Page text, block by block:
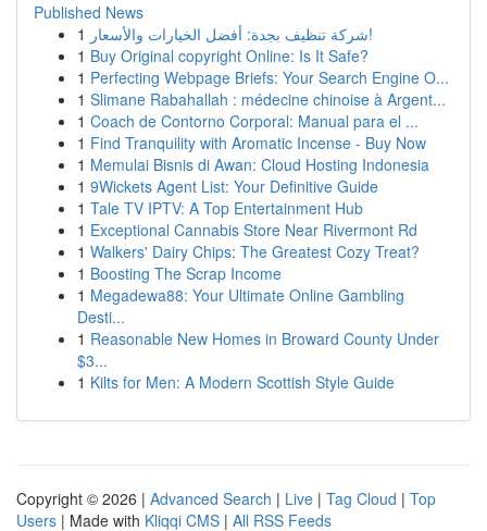
Published News
1
شركة تنظيف بجدة: أفضل الخيارات والأسعار!
1 Buy Original copyright Online: Is It Safe?
1 Perfecting Webpage Briefs: Your Search Engine O...
1 Slimane Rabahallah : médecine chinoise à Argent...
1 Coach de Contorno Corporal: Manual para el ...
1 Find Tranquility with Aromatic Incense - Buy Now
1 Memulai Bisnis di Awan: Cloud Hosting Indonesia
1 9Wickets Agent List: Your Definitive Guide
1 Tale TV IPTV: A Top Entertainment Hub
1 Exceptional Cannabis Store Near Rivermont Rd
1 Walkers' Dairy Chips: The Greatest Cozy Treat?
1 Boosting The Scrap Income
1 Megadewa88: Your Ultimate Online Gambling
Desti...
1 Reasonable New Homes in Broward County Under
$3...
1 Kilts for Men: A Modern Scottish Style Guide
Copyright © 2026 | Advanced Search | Live | Tag Cloud | Top
Users | Made with Kliqqi CMS | All RSS Feeds